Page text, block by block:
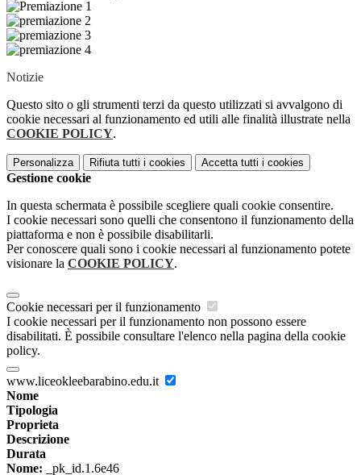
Notizie
Questo sito o gli strumenti terzi da questo utilizzati si avvalgono di
cookie necessari al funzionamento ed utili alle finalità illustrate nella
COOKIE POLICY.
Personalizza Rifiuta tutti i cookies Accetta tutti i cookies
Gestione cookie
In questa schermata è possibile scegliere quali cookie consentire.
I cookie necessari sono quelli che consentono il funzionamento della
piattaforma e non è possibile disabilitarli.
Per conoscere quali sono i cookie necessari al funzionamento potete
visionare la COOKIE POLICY.
Cookie necessari per il funzionamento
I cookie necessari per il funzionamento non possono essere
disabilitati. È possibile consultare l'elenco nella pagina della cookie
policy.
www.liceokleebarabino.edu.it
Nome
Tipologia
Proprieta
Descrizione
Durata
Nome: _pk_id.1.6e46